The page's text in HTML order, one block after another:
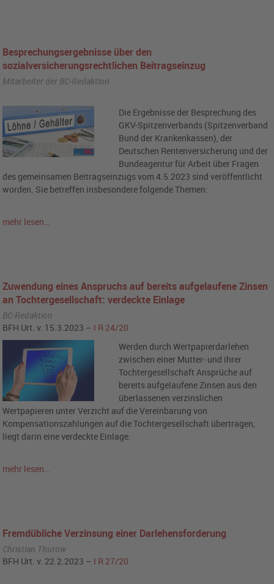
Besprechungsergebnisse über den
sozialversicherungsrechtlichen Beitragseinzug
Mitarbeiter der BC-Redaktion
Die Ergebnisse der Besprechung des
GKV-Spitzenverbands (Spitzenverband
Bund der Krankenkassen), der
Deutschen Rentenversicherung und der
Bundeagentur für Arbeit über Fragen
des gemeinsamen Beitragseinzugs vom 4.5.2023 sind veröffentlicht
worden. Sie betreffen insbesondere folgende Themen:
mehr lesen…
Zuwendung eines Anspruchs auf bereits aufgelaufene Zinsen
an Tochtergesellschaft: verdeckte Einlage
BC-Redaktion
BFH Urt. v. 15.3.2023 – I R 24/20
Werden durch Wertpapierdarlehen
zwischen einer Mutter- und ihrer
Tochtergesellschaft Ansprüche auf
bereits aufgelaufene Zinsen aus den
überlassenen verzinslichen
Wertpapieren unter Verzicht auf die Vereinbarung von
Kompensationszahlungen auf die Tochtergesellschaft übertragen,
liegt darin eine verdeckte Einlage.
mehr lesen…
Fremdübliche Verzinsung einer Darlehensforderung
Christian Thurow
BFH Urt. v. 22.2.2023 – I R 27/20